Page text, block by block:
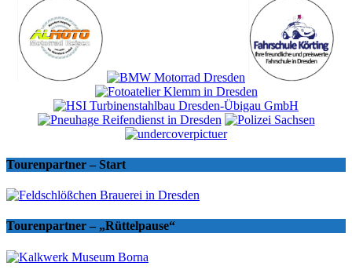
Tourenpartner – Start
Tourenpartner – „Rüttelpause“